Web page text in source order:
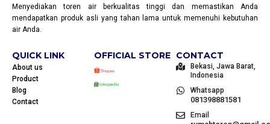
Menyediakan toren air berkualitas tinggi dan memastikan Anda
mendapatkan produk asli yang tahan lama untuk memenuhi kebutuhan
air Anda.
QUICK LINK
About us
Product
Blog
Contact
OFFICIAL STORE CONTACT
Bekasi, Jawa Barat,
Indonesia
Whatsapp
081398881581
Email